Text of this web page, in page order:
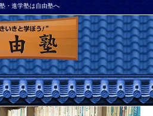
・進学塾は自由塾へ